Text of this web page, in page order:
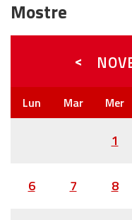
Mostre
<
1
6 7 8